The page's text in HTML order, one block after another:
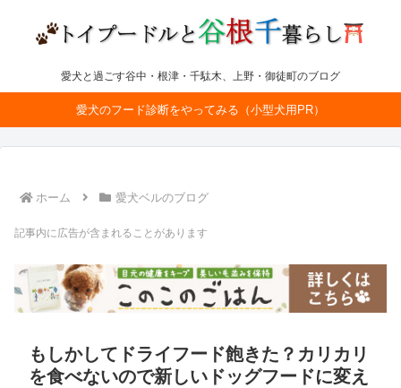
愛犬と過ごす谷中・根津・千駄木、上野・御徒町のブログ
愛犬のフード診断をやってみる（小型犬用PR）
ホーム 愛犬ベルのブログ
記事内に広告が含まれることがあります
もしかしてドライフード飽きた？カリカリ
を食べないので新しいドッグフードに変え